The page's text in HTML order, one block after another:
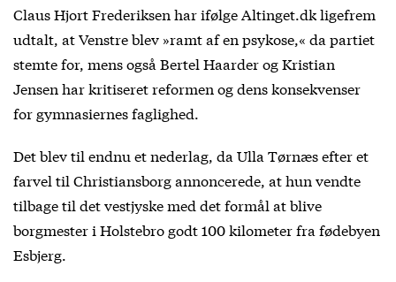
Claus Hjort Frederiksen har ifølge Altinget.dk ligefrem
udtalt, at Venstre blev »ramt af en psykose,« da partiet
stemte for, mens også Bertel Haarder og Kristian
Jensen har kritiseret reformen og dens konsekvenser
for gymnasiernes faglighed.
Det blev til endnu et nederlag, da Ulla Tørnæs efter et
farvel til Christiansborg annoncerede, at hun vendte
tilbage til det vestjyske med det formål at blive
borgmester i Holstebro godt 100 kilometer fra fødebyen
Esbjerg.